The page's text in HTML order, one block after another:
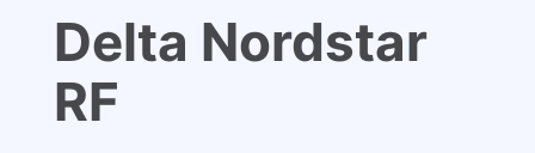
Delta Nordstar
RF